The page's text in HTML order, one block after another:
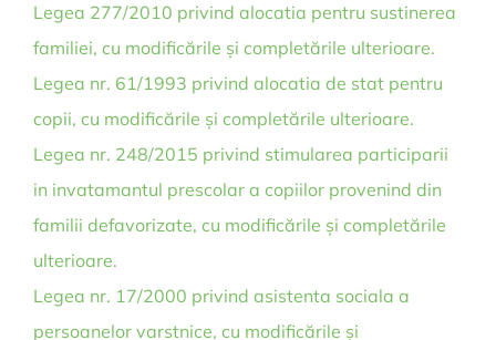
Legea 277/2010 privind alocatia pentru sustinerea
familiei, cu modificările și completările ulterioare.
Legea nr. 61/1993 privind alocatia de stat pentru
copii, cu modificările și completările ulterioare.
Legea nr. 248/2015 privind stimularea participarii
in invatamantul prescolar a copiilor provenind din
familii defavorizate, cu modificările și completările
ulterioare.
Legea nr. 17/2000 privind asistenta sociala a
persoanelor varstnice, cu modificările și